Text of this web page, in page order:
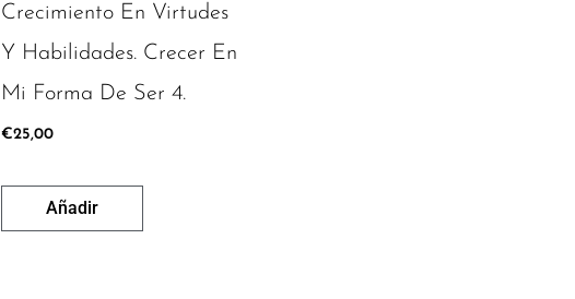
Crecimiento En Virtudes
Y Habilidades. Crecer En
Mi Forma De Ser 4.
€25,00
Añadir